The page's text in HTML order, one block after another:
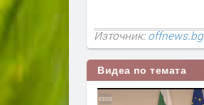
Източник:offnews.bg
Видеа по темата